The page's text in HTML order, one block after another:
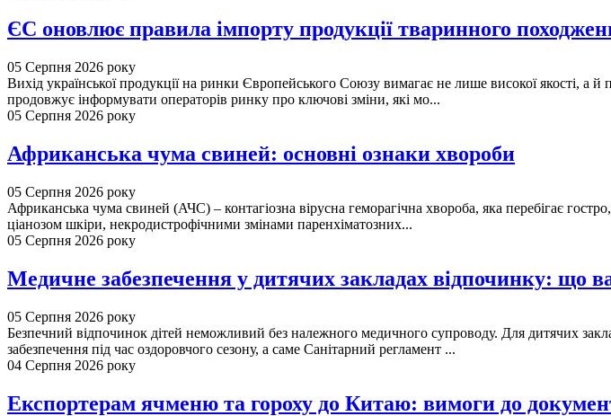
ЄС оновлює правила імпорту продукції тваринного
05 Серпня 2026 року
Вихід української продукції на ринки Європейського Союзу вимагає не лише високої якості,
продовжує інформувати операторів ринку про ключові зміни, які мо...
05 Серпня 2026 року
Африканська чума свиней: основні ознаки хвороби
05 Серпня 2026 року
Африканська чума свиней (АЧС) – контагіозна вірусна геморагічна хвороба, яка перебігає
ціанозом шкіри, некродистрофічними змінами паренхіматозних...
05 Серпня 2026 року
Медичне забезпечення у дитячих закладах відпочинку: що
05 Серпня 2026 року
Безпечний відпочинок дітей неможливий без належного медичного супроводу. Для дитячих
забезпечення під час оздоровчого сезону, а саме Санітарний регламент ...
04 Серпня 2026 року
Експортерам ячменю та гороху до Китаю: вимоги до